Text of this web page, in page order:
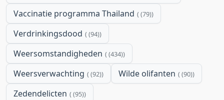
Vaccinatie programma Thailand (79)
Verdrinkingsdood (94)
Weersomstandigheden (434)
Weersverwachting (92) Wilde olifanten (90)
Zedendelicten (95)